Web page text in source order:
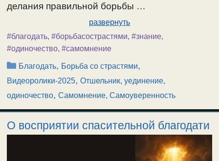
делания правильной борьбы …
развернуть
#благодать, #борьбасострастями, #знание,
#одиночество, #самомнение
Рубрики
Благодать, Борьба со страстями,
Видеоролики-2025, Отшельник, уединение,
одиночество, Самомнение, Самоуверенность
О восприятии спасительной благодати